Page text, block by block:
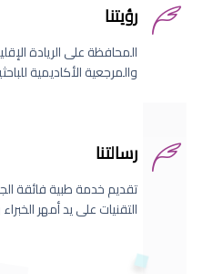
رؤيتنا
المحافظة على الريادة
والمرجعية الأكاديمية
رسالتنا
تقديم خدمة طبية فائقة
التقنيات على يد أمهر